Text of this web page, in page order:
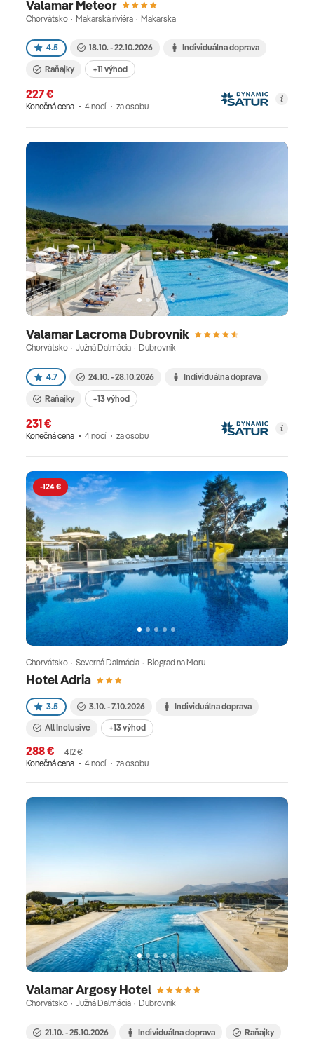
Valamar Meteor
Chorvátsko · Makarská riviéra · Makarska
4.5 18.10. - 22.10.2026 Individuálna doprava
Raňajky +11 výhod
227 €
Konečná cena 4 nocí za osobu
Valamar Lacroma Dubrovnik
Chorvátsko · Južná Dalmácia · Dubrovník
4.7 24.10. - 28.10.2026 Individuálna doprava
Raňajky +13 výhod
231 €
Konečná cena 4 nocí za osobu
-124 €
Hotel Adria
Chorvátsko · Severná Dalmácia · Biograd na Moru
3.5 3.10. - 7.10.2026 Individuálna doprava
All Inclusive +13 výhod
288 €
412 €
Konečná cena
4 nocí za osobu
Valamar Argosy Hotel
Chorvátsko · Južná Dalmácia · Dubrovník
21.10. - 25.10.2026 Individuálna doprava
Raňajky